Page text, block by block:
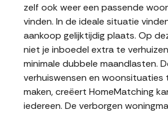
zelf ook weer een passende
vinden. In de ideale situatie
aankoop gelijktijdig plaats. Op
niet je inboedel extra te
minimale dubbele maandlasten.
verhuiswensen en
maken, creëert HomeMatching
iedereen. De verborgen